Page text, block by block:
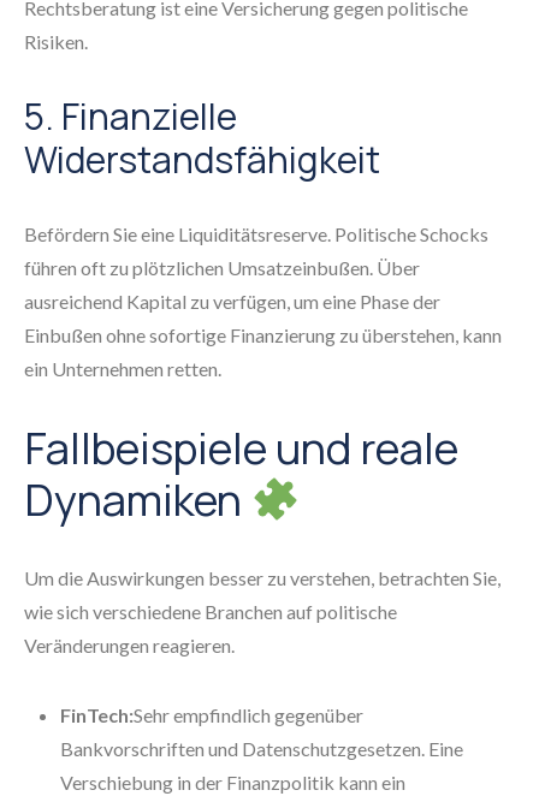
Rechtsberatung ist eine Versicherung gegen politische
Risiken.
5. Finanzielle
Widerstandsfähigkeit
Befördern Sie eine Liquiditätsreserve. Politische Schocks
führen oft zu plötzlichen Umsatzeinbußen. Über
ausreichend Kapital zu verfügen, um eine Phase der
Einbußen ohne sofortige Finanzierung zu überstehen, kann
ein Unternehmen retten.
Fallbeispiele und reale
Dynamiken
Um die Auswirkungen besser zu verstehen, betrachten Sie,
wie sich verschiedene Branchen auf politische
Veränderungen reagieren.
FinTech:Sehr empfindlich gegenüber
Bankvorschriften und Datenschutzgesetzen. Eine
Verschiebung in der Finanzpolitik kann ein